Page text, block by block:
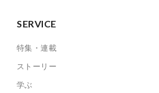
SERVICE
特集・連載
ストーリー
学ぶ